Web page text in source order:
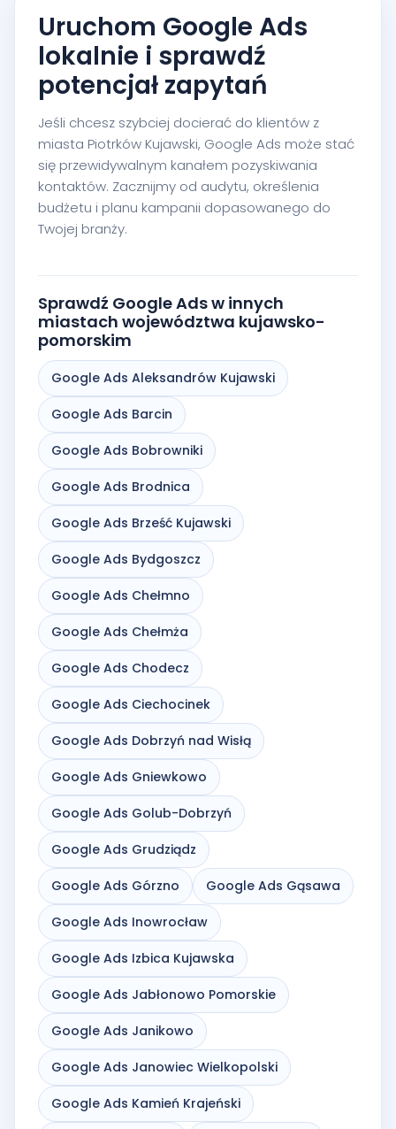
Uruchom Google Ads
lokalnie i sprawdź
potencjał zapytań
Jeśli chcesz szybciej docierać do klientów z
miasta Piotrków Kujawski, Google Ads może stać
się przewidywalnym kanałem pozyskiwania
kontaktów. Zacznijmy od audytu, określenia
budżetu i planu kampanii dopasowanego do
Twojej branży.
Sprawdź Google Ads w innych
miastach województwa kujawsko-
pomorskim
Google Ads Aleksandrów Kujawski
Google Ads Barcin
Google Ads Bobrowniki
Google Ads Brodnica
Google Ads Brześć Kujawski
Google Ads Bydgoszcz
Google Ads Chełmno
Google Ads Chełmża
Google Ads Chodecz
Google Ads Ciechocinek
Google Ads Dobrzyń nad Wisłą
Google Ads Gniewkowo
Google Ads Golub-Dobrzyń
Google Ads Grudziądz
Google Ads Górzno Google Ads Gąsawa
Google Ads Inowrocław
Google Ads Izbica Kujawska
Google Ads Jabłonowo Pomorskie
Google Ads Janikowo
Google Ads Janowiec Wielkopolski
Google Ads Kamień Krajeński